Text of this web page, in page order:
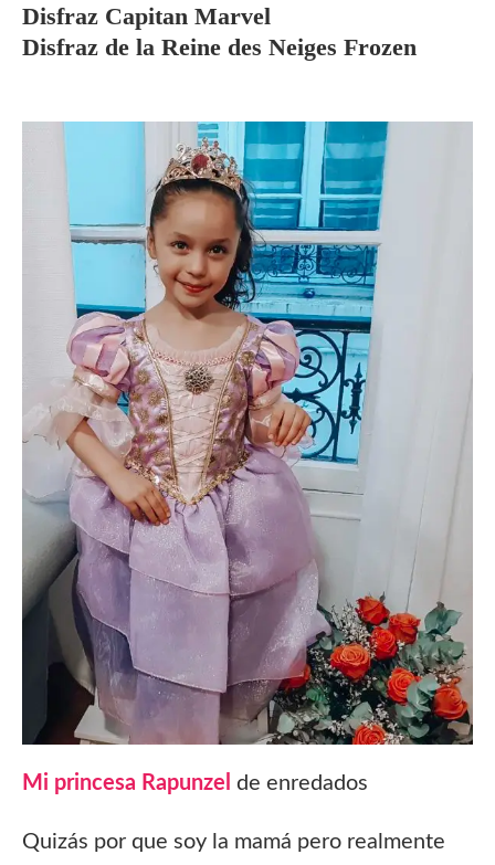
Disfraz Capitan Marvel
Disfraz de la Reine des Neiges Frozen
Mi princesa Rapunzel de enredados
Quizás por que soy la mamá pero realmente